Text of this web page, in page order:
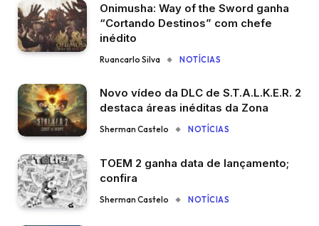
Onimusha: Way of the Sword ganha
“Cortando Destinos” com chefe
inédito
Ruancarlo Silva NOTÍCIAS
Novo vídeo da DLC de S.T.A.L.K.E.R. 2
destaca áreas inéditas da Zona
Sherman Castelo NOTÍCIAS
TOEM 2 ganha data de lançamento;
confira
Sherman Castelo NOTÍCIAS